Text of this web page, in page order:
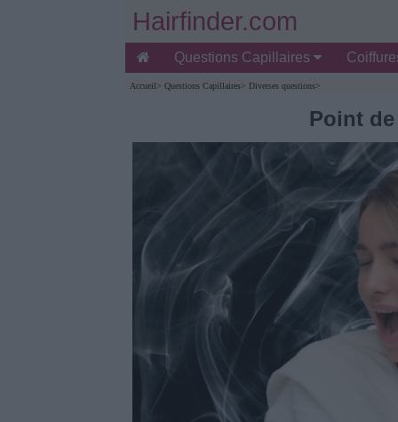
Hairfinder.com
Questions Capillaires
Accueil> Questions Capillaires> Diverses questions>
Point